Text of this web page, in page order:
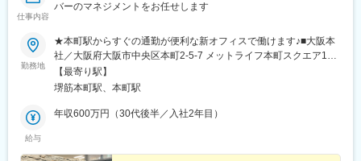
仕事内容
バーのマネジメントをお任せします
勤務地
★本町駅からすぐの通勤が便利な新オフィスで働けます♪■大阪本
社／大阪府大阪市中央区本町2-5-7 メットライフ本町スクエア1
階・大阪メトロ中央線「堺筋本町駅」より徒歩3分・大阪メトロ御
堂筋本線「本町駅」より徒歩4分※受動喫煙対策：屋内全面禁煙
【最寄り駅】
堺筋本町駅、本町駅
給与
年収600万円（30代後半／入社2年目）